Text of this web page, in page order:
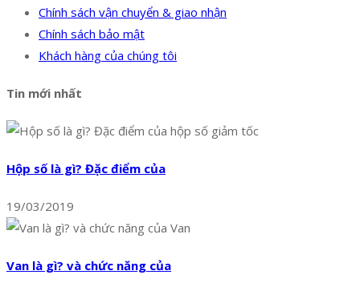
Chính sách vận chuyển & giao nhận
Chính sách bảo mật
Khách hàng của chúng tôi
Tin mới nhất
Hộp số là gì? Đặc điểm của
19/03/2019
Van là gì? và chức năng của